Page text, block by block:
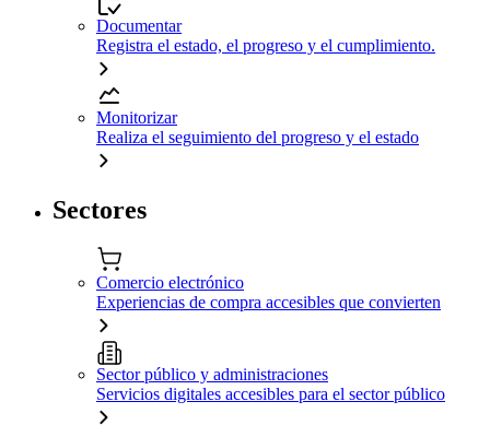
Documentar
Registra el estado, el progreso y el cumplimiento.
Monitorizar
Realiza el seguimiento del progreso y el estado
Sectores
Comercio electrónico
Experiencias de compra accesibles que convierten
Sector público y administraciones
Servicios digitales accesibles para el sector público